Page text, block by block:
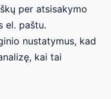
per atsisakymo
el. paštu.
nustatymus, kad
kai tai